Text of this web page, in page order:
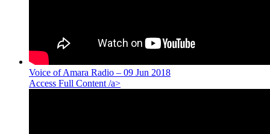
Voice of Amara Radio – 09 Jun 2018
Access Full Content /a>